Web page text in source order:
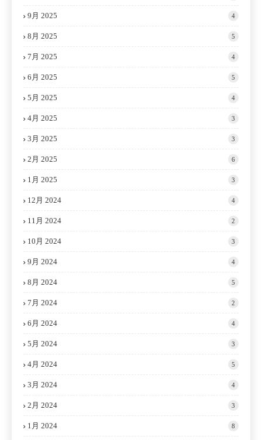
9月 2025 4
8月 2025 5
7月 2025 4
6月 2025 5
5月 2025 4
4月 2025 3
3月 2025 3
2月 2025 6
1月 2025 3
12月 2024 4
11月 2024 2
10月 2024 3
9月 2024 4
8月 2024 5
7月 2024 2
6月 2024 4
5月 2024 3
4月 2024 5
3月 2024 4
2月 2024 3
1月 2024 8